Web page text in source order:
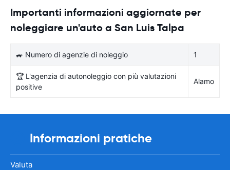
Importanti informazioni aggiornate per
noleggiare un'auto a San Luis Talpa
🚙 Numero di agenzie di noleggio 1
🏆 L'agenzia di autonoleggio con più valutazioni
positive
Alamo
Informazioni pratiche
Valuta